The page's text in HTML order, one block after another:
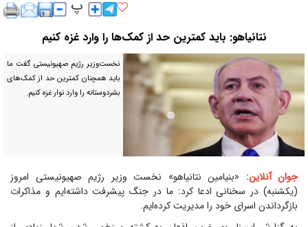
نتانیاهو: باید کمترین حد از کمک‌ها را وارد غزه کنیم
نخست‌وزیر رژیم صهیونیستی گفت ما
باید همچنان کمترین حد از کمک‌های
بشردوستانه را وارد نوار غزه کنیم.
جوان آنلاین: «بنیامین نتانیاهو» نخست وزیر رژیم صهیونیستی امروز
(یکشنبه) در سخنانی ادعا کرد: ما در جنگ پیشرفت داشته‌ایم و مذاکرات
بازگرداندن اسرای خود را مدیریت کرده‌ایم.